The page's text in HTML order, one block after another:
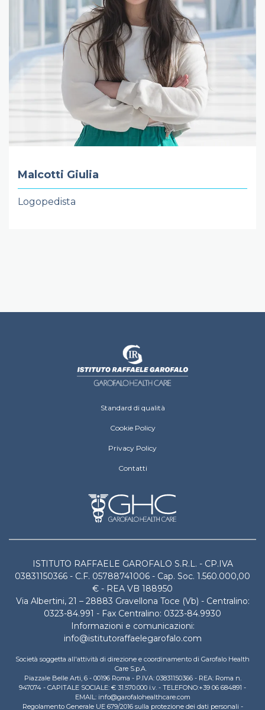
Malcotti Giulia
Logopedista
Istituto Raffaele Garofalo Footer menu
Standard di qualità
Cookie Policy
Privacy Policy
Contatti
ISTITUTO RAFFAELE GAROFALO S.R.L. - CP.IVA
03831150366 - C.F. 05788741006 - Cap. Soc. 1.560.000,00
€ - REA VB 188950
Via Albertini, 21 – 28883 Gravellona Toce (Vb) - Centralino:
0323-84.991 - Fax Centralino: 0323-84.9930
Informazioni e comunicazioni:
info@istitutoraffaelegarofalo.com
Società soggetta all'attività di direzione e coordinamento di Garofalo Health
Care S.p.A.
Piazzale Belle Arti, 6 - 00196 Roma - P.IVA: 03831150366 - REA: Roma n.
947074 - CAPITALE SOCIALE: € 31.570.000 i.v. - TELEFONO:+39 06 684891 -
EMAIL: info@garofalohealthcare.com
Regolamento Generale UE 679/2016 sulla protezione dei dati personali -